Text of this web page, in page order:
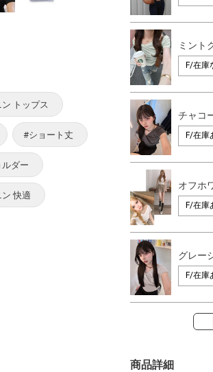
ミント
チャコ
オフホ
グレー
商品詳細
トップス
#ショート丈
ダー
快適